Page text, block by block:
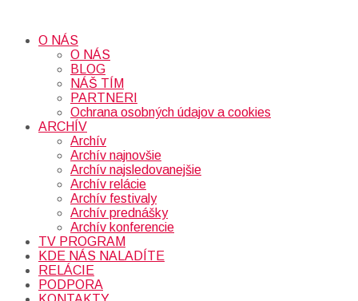
O NÁS
O NÁS
BLOG
NÁŠ TÍM
PARTNERI
Ochrana osobných údajov a cookies
ARCHÍV
Archív
Archív najnovšie
Archív najsledovanejšie
Archív relácie
Archív festivaly
Archív prednášky
Archív konferencie
TV PROGRAM
KDE NÁS NALADÍTE
RELÁCIE
PODPORA